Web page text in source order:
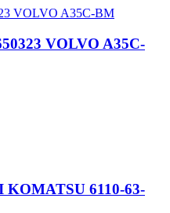
VOLVO A35C-
6110-63-